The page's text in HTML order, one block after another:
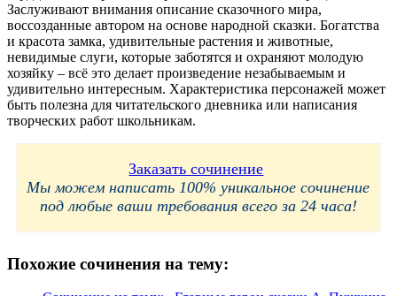
Заслуживают внимания описание сказочного мира,
воссозданные автором на основе народной сказки. Богатства
и красота замка, удивительные растения и животные,
невидимые слуги, которые заботятся и охраняют молодую
хозяйку – всё это делает произведение незабываемым и
удивительно интересным. Характеристика персонажей может
быть полезна для читательского дневника или написания
творческих работ школьникам.
Заказать сочинение
Мы можем написать 100% уникальное сочинение
под любые ваши требования всего за 24 часа!
Похожие сочинения на тему: